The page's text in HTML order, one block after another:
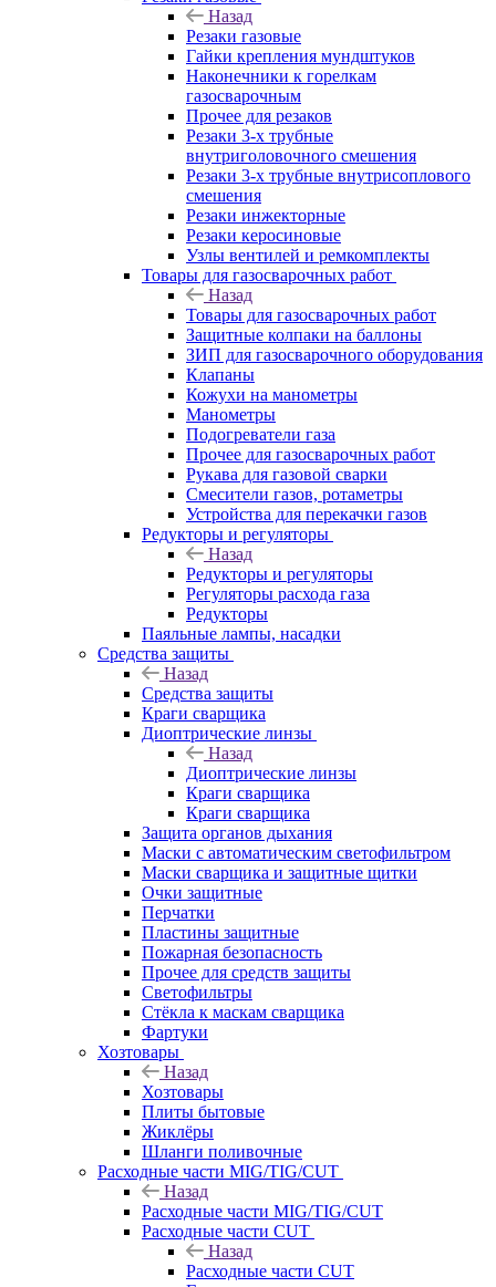
Назад
Резаки газовые
Гайки крепления мундштуков
Наконечники к горелкам
газосварочным
Прочее для резаков
Резаки 3-х трубные
внутриголовочного смешения
Резаки 3-х трубные внутрисоплового
смешения
Резаки инжекторные
Резаки керосиновые
Узлы вентилей и ремкомплекты
Товары для газосварочных работ
Назад
Товары для газосварочных работ
Защитные колпаки на баллоны
ЗИП для газосварочного оборудования
Клапаны
Кожухи на манометры
Манометры
Подогреватели газа
Прочее для газосварочных работ
Рукава для газовой сварки
Смесители газов, ротаметры
Устройства для перекачки газов
Редукторы и регуляторы
Назад
Редукторы и регуляторы
Регуляторы расхода газа
Редукторы
Паяльные лампы, насадки
Средства защиты
Назад
Средства защиты
Краги сварщика
Диоптрические линзы
Назад
Диоптрические линзы
Краги сварщика
Краги сварщика
Защита органов дыхания
Маски с автоматическим светофильтром
Маски сварщика и защитные щитки
Очки защитные
Перчатки
Пластины защитные
Пожарная безопасность
Прочее для средств защиты
Светофильтры
Стёкла к маскам сварщика
Фартуки
Хозтовары
Назад
Хозтовары
Плиты бытовые
Жиклёры
Шланги поливочные
Расходные части MIG/TIG/CUT
Назад
Расходные части MIG/TIG/CUT
Расходные части CUT
Назад
Расходные части CUT